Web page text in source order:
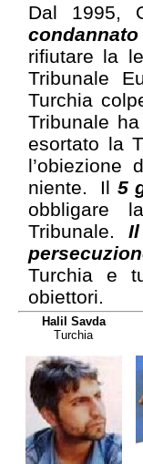
Dal 1995,
rifiutare la
Tribunale
Turchia
Tribunale
esortato la
niente. Il 5
obbligare
Tribunale.Il
Turchia e
obiettori.
Halil Savda
Turchia